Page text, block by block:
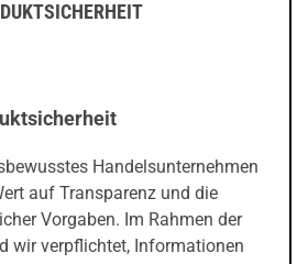
Handelsunternehmen
auf Transparenz und die
Vorgaben. Im Rahmen der
wir verpflichtet, Informationen